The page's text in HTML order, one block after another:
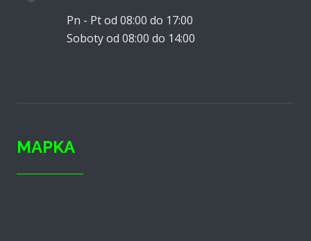
Pn - Pt od 08:00 do 17:00
Soboty od 08:00 do 14:00
MAPKA